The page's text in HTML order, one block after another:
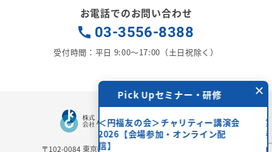
×
Pick Upセミナー・研修
＜円福友の会＞チャリティー講演会
2026【会場参加・オンライン配
Pick Upセミナ
第25期 経営の基本を
養成合宿」
お電話でのお問い合わせ
03-3556-8388
受付時間：平日 9:00〜17:00（土日祝除く）
〒102-0084東京都千代田区二番町6-3 二番町三協ビル3Ｆ